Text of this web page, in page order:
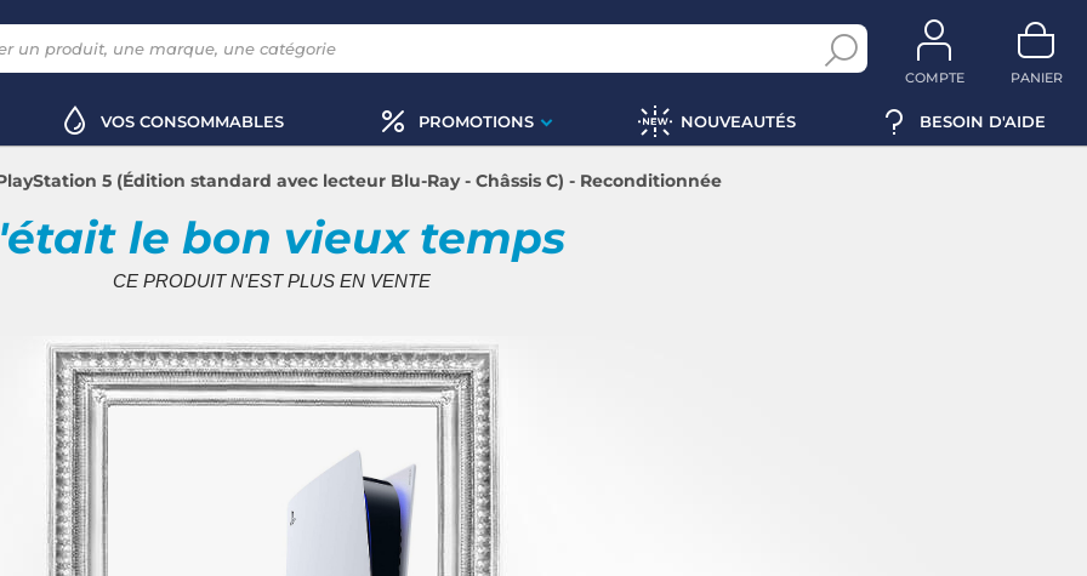
COMPTE PANIER
VOS CONSOMMABLES PROMOTIONS NOUVEAUTÉS BESOIN D'AIDE
5 (Édition standard avec lecteur Blu-Ray - Châssis C) - Reconditionnée
le bon vieux temps
CE PRODUIT N'EST PLUS EN VENTE